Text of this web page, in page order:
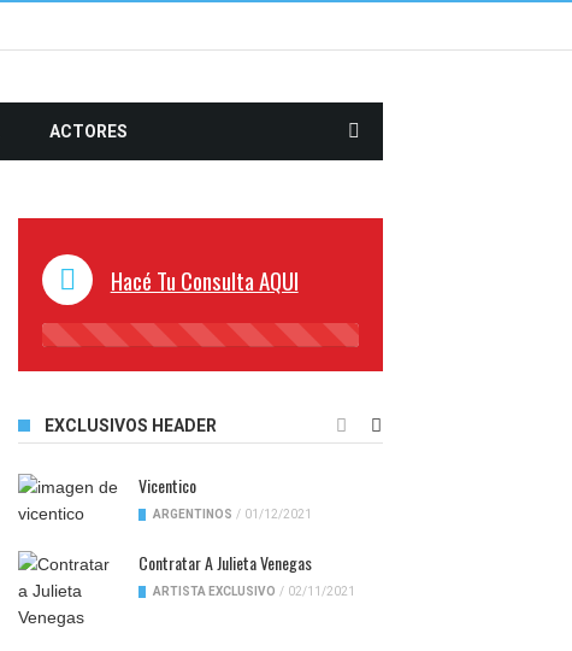
ACTORES
Hacé Tu Consulta AQUI
45%
EXCLUSIVOS HEADER
Vicentico
ARGENTINOS / 01/12/2021
Contratar A Julieta Venegas
ARTISTA EXCLUSIVO / 02/11/2021